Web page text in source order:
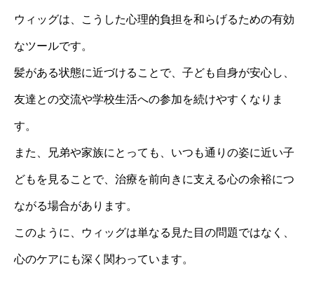
ウィッグは、こうした心理的負担を和らげるための有効
なツールです。
髪がある状態に近づけることで、子ども自身が安心し、
友達との交流や学校生活への参加を続けやすくなりま
す。
また、兄弟や家族にとっても、いつも通りの姿に近い子
どもを見ることで、治療を前向きに支える心の余裕につ
ながる場合があります。
このように、ウィッグは単なる見た目の問題ではなく、
心のケアにも深く関わっています。